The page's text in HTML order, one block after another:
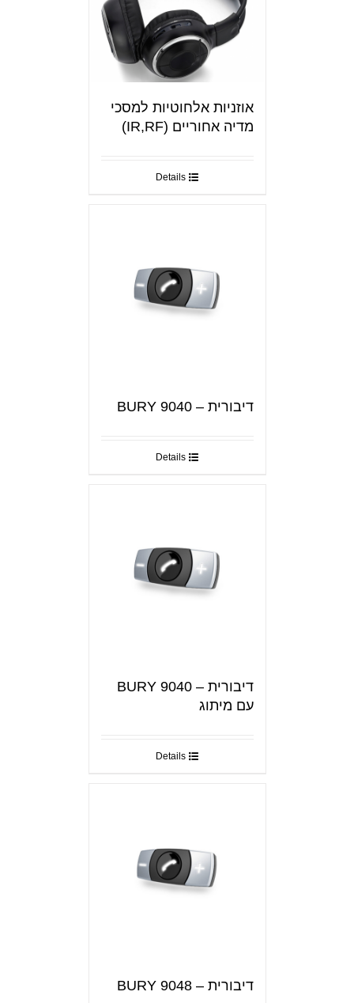
אוזניות אלחוטיות למסכי
מדיה אחוריים (IR,RF)
Details
דיבורית – BURY 9040
Details
דיבורית – BURY 9040
עם מיתוג
Details
דיבורית – BURY 9048